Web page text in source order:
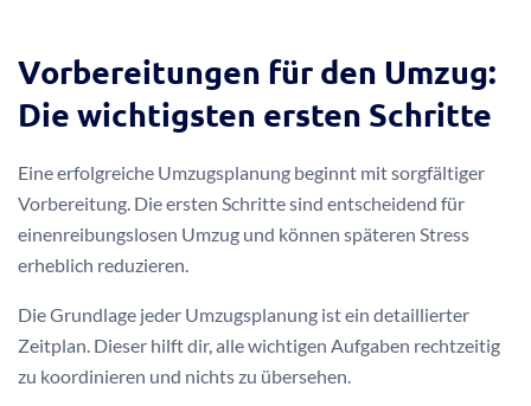
Vorbereitungen für den Umzug:
Die wichtigsten ersten Schritte
Eine erfolgreiche Umzugsplanung beginnt mit sorgfältiger
Vorbereitung. Die ersten Schritte sind entscheidend für
einenreibungslosen Umzug und können späteren Stress
erheblich reduzieren.
Die Grundlage jeder Umzugsplanung ist ein detaillierter
Zeitplan. Dieser hilft dir, alle wichtigen Aufgaben rechtzeitig
zu koordinieren und nichts zu übersehen.